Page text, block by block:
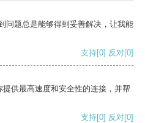
问题总是能够得到妥善解决，让我能
支持[0] 反对[0]
供最高速度和安全性的连接，并帮
支持[0] 反对[0]